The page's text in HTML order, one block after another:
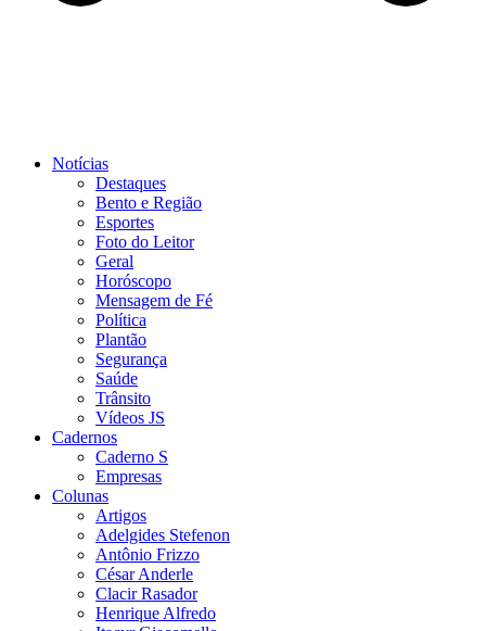
Notícias
Destaques
Bento e Região
Esportes
Foto do Leitor
Geral
Horóscopo
Mensagem de Fé
Política
Plantão
Segurança
Saúde
Trânsito
Vídeos JS
Cadernos
Caderno S
Empresas
Colunas
Artigos
Adelgides Stefenon
Antônio Frizzo
César Anderle
Clacir Rasador
Henrique Alfredo